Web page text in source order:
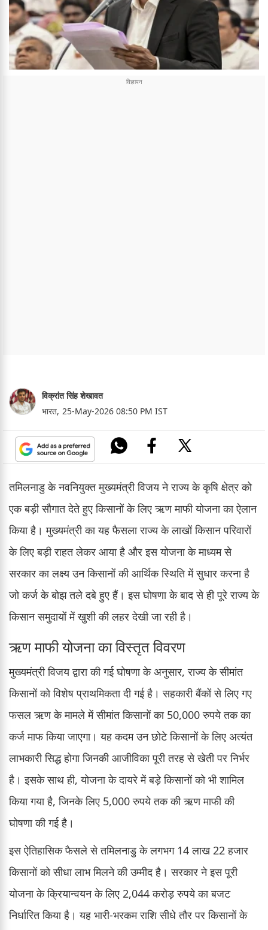
विक्रांत सिंह शेखावत
भारत, 25-May-2026 08:50 PM IST
तमिलनाडु के नवनियुक्त मुख्यमंत्री विजय ने राज्य के कृषि क्षेत्र को
एक बड़ी सौगात देते हुए किसानों के लिए ऋण माफी योजना का ऐलान
किया है। मुख्यमंत्री का यह फैसला राज्य के लाखों किसान परिवारों
के लिए बड़ी राहत लेकर आया है और इस योजना के माध्यम से
सरकार का लक्ष्य उन किसानों की आर्थिक स्थिति में सुधार करना है
जो कर्ज के बोझ तले दबे हुए हैं। इस घोषणा के बाद से ही पूरे राज्य के
किसान समुदायों में खुशी की लहर देखी जा रही है।
ऋण माफी योजना का विस्तृत विवरण
मुख्यमंत्री विजय द्वारा की गई घोषणा के अनुसार, राज्य के सीमांत
किसानों को विशेष प्राथमिकता दी गई है। सहकारी बैंकों से लिए गए
फसल ऋण के मामले में सीमांत किसानों का 50,000 रुपये तक का
कर्ज माफ किया जाएगा। यह कदम उन छोटे किसानों के लिए अत्यंत
लाभकारी सिद्ध होगा जिनकी आजीविका पूरी तरह से खेती पर निर्भर
है। इसके साथ ही, योजना के दायरे में बड़े किसानों को भी शामिल
किया गया है, जिनके लिए 5,000 रुपये तक की ऋण माफी की
घोषणा की गई है।
इस ऐतिहासिक फैसले से तमिलनाडु के लगभग 14 लाख 22 हजार
किसानों को सीधा लाभ मिलने की उम्मीद है। सरकार ने इस पूरी
योजना के क्रियान्वयन के लिए 2,044 करोड़ रुपये का बजट
निर्धारित किया है। यह भारी-भरकम राशि सीधे तौर पर किसानों के